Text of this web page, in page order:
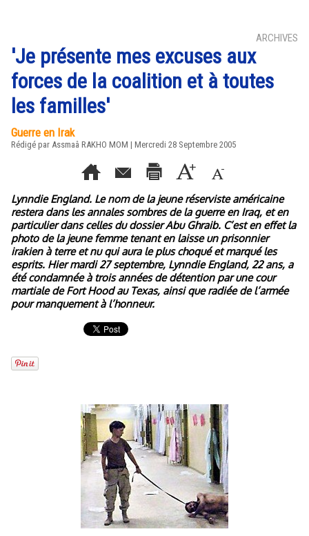
ARCHIVES
'Je présente mes excuses aux
forces de la coalition et à toutes
les familles'
Guerre en Irak
Rédigé par Assmaâ RAKHO MOM | Mercredi 28 Septembre 2005
Lynndie England. Le nom de la jeune réserviste américaine
restera dans les annales sombres de la guerre en Iraq, et en
particulier dans celles du dossier Abu Ghraib. C’est en effet la
photo de la jeune femme tenant en laisse un prisonnier
irakien à terre et nu qui aura le plus choqué et marqué les
esprits. Hier mardi 27 septembre, Lynndie England, 22 ans, a
été condamnée à trois années de détention par une cour
martiale de Fort Hood au Texas, ainsi que radiée de l’armée
pour manquement à l’honneur.